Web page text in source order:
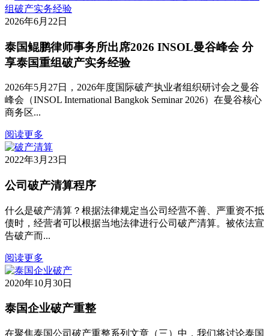
2026年6月22日
泰国鲲鹏律师事务所出席2026 INSOL曼谷峰会 分
享泰国重组破产实务经验
2026年5月27日，2026年度国际破产执业者组织研讨会之曼谷
峰会（INSOL International Bangkok Seminar 2026）在曼谷核心
商务区...
阅读更多
2022年3月23日
公司破产清算程序
什么是破产清算？根据法律规定当公司经营不善、严重资不抵
债时，经营者可以根据当地法律进行公司破产清算。被依法宣
告破产而...
阅读更多
2020年10月30日
泰国企业破产重整
在聚焦泰国公司破产重整系列文章（三）中，我们将讨论泰国